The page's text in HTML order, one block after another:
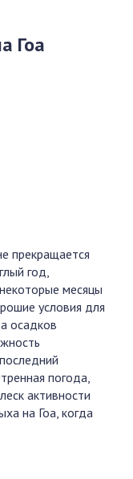
Гоа
прекращается
год,
месяцы
условия для
осадков
погода,
активности
на Гоа, когда